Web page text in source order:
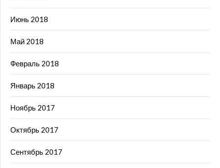
Июнь 2018
Май 2018
Февраль 2018
Январь 2018
Ноябрь 2017
Октябрь 2017
Сентябрь 2017